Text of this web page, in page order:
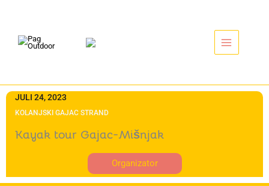
JULI 24, 2023
KOLANJSKI GAJAC STRAND
Kayak tour Gajac-Mišnjak
Organizator